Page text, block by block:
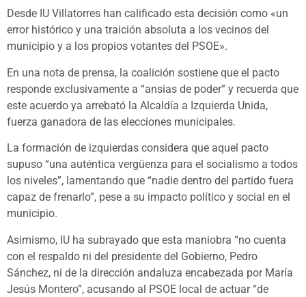
Desde IU Villatorres han calificado esta decisión como «un
error histórico y una traición absoluta a los vecinos del
municipio y a los propios votantes del PSOE».
En una nota de prensa, la coalición sostiene que el pacto
responde exclusivamente a “ansias de poder” y recuerda que
este acuerdo ya arrebató la Alcaldía a Izquierda Unida,
fuerza ganadora de las elecciones municipales.
La formación de izquierdas considera que aquel pacto
supuso “una auténtica vergüenza para el socialismo a todos
los niveles”, lamentando que “nadie dentro del partido fuera
capaz de frenarlo”, pese a su impacto político y social en el
municipio.
Asimismo, IU ha subrayado que esta maniobra “no cuenta
con el respaldo ni del presidente del Gobierno, Pedro
Sánchez, ni de la dirección andaluza encabezada por María
Jesús Montero”, acusando al PSOE local de actuar “de